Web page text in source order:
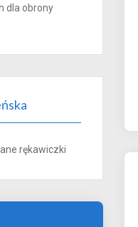
dla obrony
rękawiczki